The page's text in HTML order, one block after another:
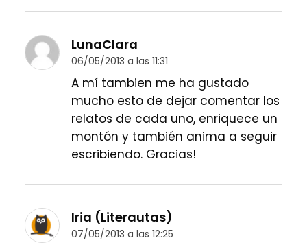
LunaClara
06/05/2013 a las 11:31
A mí tambien me ha gustado
mucho esto de dejar comentar los
relatos de cada uno, enriquece un
montón y también anima a seguir
escribiendo. Gracias!
Iria (Literautas)
07/05/2013 a las 12:25